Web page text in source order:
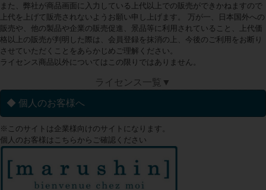
また、弊社が商品画面に入力している上代以上での販売ができかねますので
上代を上げて販売されないようお願い申し上げます。 万が一、日本国外への
販売や、他の製品や企業の販売促進、景品等に利用されていること、上代価
格以上の販売が判明した際は、会員登録を抹消の上、今後のご利用をお断り
させていただくことをあらかじめご理解ください。
ライセンス商品以外についてはこの限りではありません。
ライセンス一覧▼
◆ 個人のお客様へ
※このサイトは企業様向けのサイトになります。
個人のお客様はこちらからご確認ください